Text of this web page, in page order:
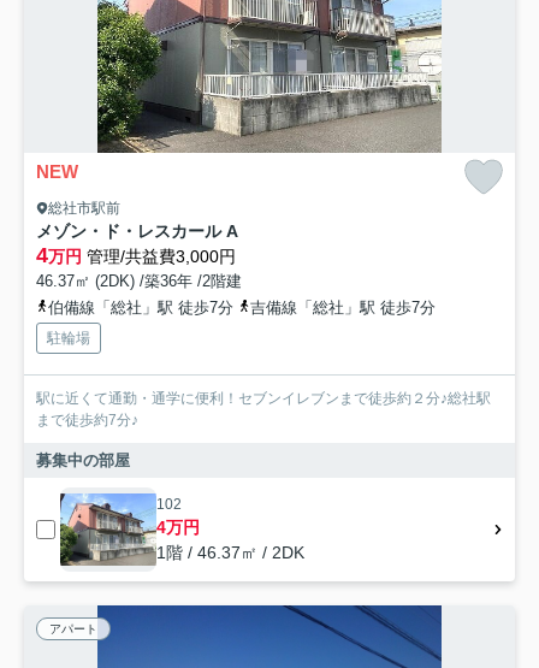
NEW
総社市駅前
メゾン・ド・レスカール A
4万円 管理/共益費3,000円
46.37㎡ (2DK) /築36年 /2階建
伯備線「総社」駅 徒歩7分
吉備線「総社」駅 徒歩7分
駐輪場
駅に近くて通勤・通学に便利！セブンイレブンまで徒歩約２分♪総社駅
まで徒歩約7分♪
募集中の部屋
102
4万円
1階 / 46.37㎡ / 2DK
アパート